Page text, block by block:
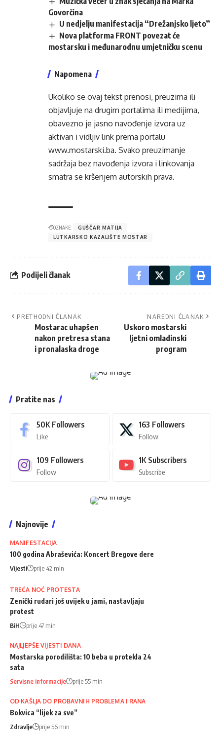
Govorčina
U nedjelju manifestacija “Drežanjsko ljeto”
Nova platforma FRONT povezat će
mostarsku i međunarodnu umjetničku scenu
Napomena
Ukoliko se ovaj tekst prenosi, preuzima ili
objavljuje na drugim portalima ili medijima,
obavezno je jasno navođenje izvora uz
aktivan i vidljiv link prema portalu
www.mostarski.ba. Svako preuzimanje
sadržaja bez navođenja izvora i linkovanja
smatra se kršenjem autorskih prava.
OZNAKE:
GUŠČAR MATIJA
LUTKARSKO KAZALIŠTE MOSTAR
Podijeli članak
PRETHODNI ČLANAK
Mostarac uhapšen
nakon pretresa stana
i pronalaska droge
NAREDNI ČLANAK
Uskoro mostarski
ljetni omladinski
program
Pratite nas
50K Followers
Like
163 Followers
Follow
109 Followers
Follow
1K Subscribers
Subscribe
Najnovije
MANIFESTACIJA
100 godina Abraševića: Koncert Bregove dere
Vijesti prije 42 min
TREĆA NOĆ PROTESTA
Zenički rudari još uvijek u jami, nastavljaju
protest
BiH prije 47 min
NAJLJEPŠE VIJESTI DANA
Mostarska porodilišta: 10 beba u protekla 24
sata
Servisne informacije prije 55 min
OD KAŠLJA DO PROBAVNIH PROBLEMA I RANA
Bokvica “lijek za sve”
Zdravlje prije 56 min